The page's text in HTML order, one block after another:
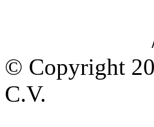
© Copyright
C.V.